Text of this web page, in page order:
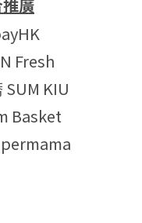
廣
Fresh
SUM KIU
Basket